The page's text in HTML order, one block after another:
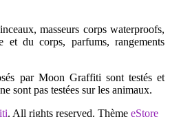
masseurs corps waterproofs,
et du corps, parfums, rangements
par Moon Graffiti sont testés et
sont pas testées sur les animaux.
. All rights reserved. Thème eStore